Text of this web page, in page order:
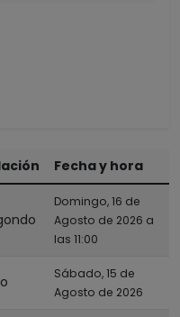
Fecha y hora
Domingo, 16 de
Agosto de 2026 a
las 11:00
Sábado, 15 de
Agosto de 2026